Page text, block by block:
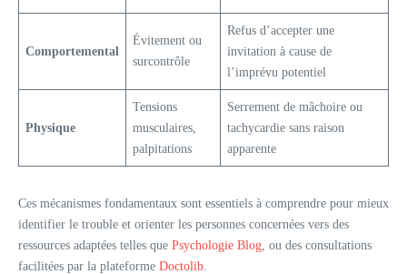
Comportemental
Évitement ou
surcontrôle
Refus d’accepter une
invitation à cause de
l’imprévu potentiel
Physique
Tensions
musculaires,
palpitations
Serrement de mâchoire ou
tachycardie sans raison
apparente
Ces mécanismes fondamentaux sont essentiels à comprendre pour mieux
identifier le trouble et orienter les personnes concernées vers des
ressources adaptées telles que Psychologie Blog, ou des consultations
facilitées par la plateforme Doctolib.